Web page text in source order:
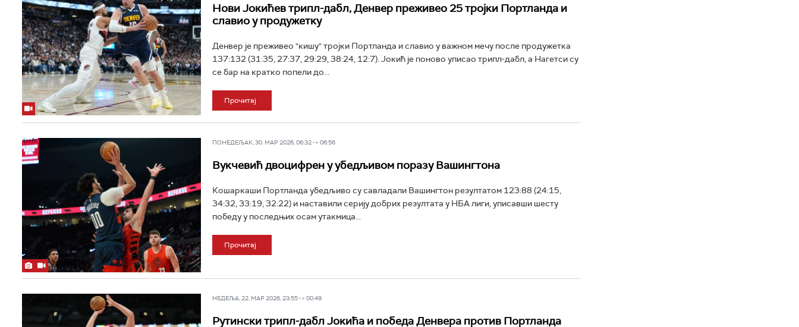
Нови Јокићев трипл-дабл, Денвер преживео 25 тројки Портланда и
славио у продужетку
Денвер је преживео "кишу" тројки Портланда и славио у важном мечу после продужетка
137:132 (31:35, 27:37, 29:29, 38:24, 12:7). Јокић је поново уписао трипл-дабл, а Нагетси су
се бар на кратко попели до...
Прочитај
ПОНЕДЕЉАК, 30. МАР 2026, 06:32 -> 06:56
Вукчевић двоцифрен у убедљивом поразу Вашингтона
Кошаркаши Портланда убедљиво су савладали Вашингтон резултатом 123:88 (24:15,
34:32, 33:19, 32:22) и наставили серију добрих резултата у НБА лиги, уписавши шесту
победу у последњих осам утакмица...
Прочитај
НЕДЕЉА, 22. МАР 2026, 23:55 -> 00:49
Рутински трипл-дабл Јокића и победа Денвера против Портланда